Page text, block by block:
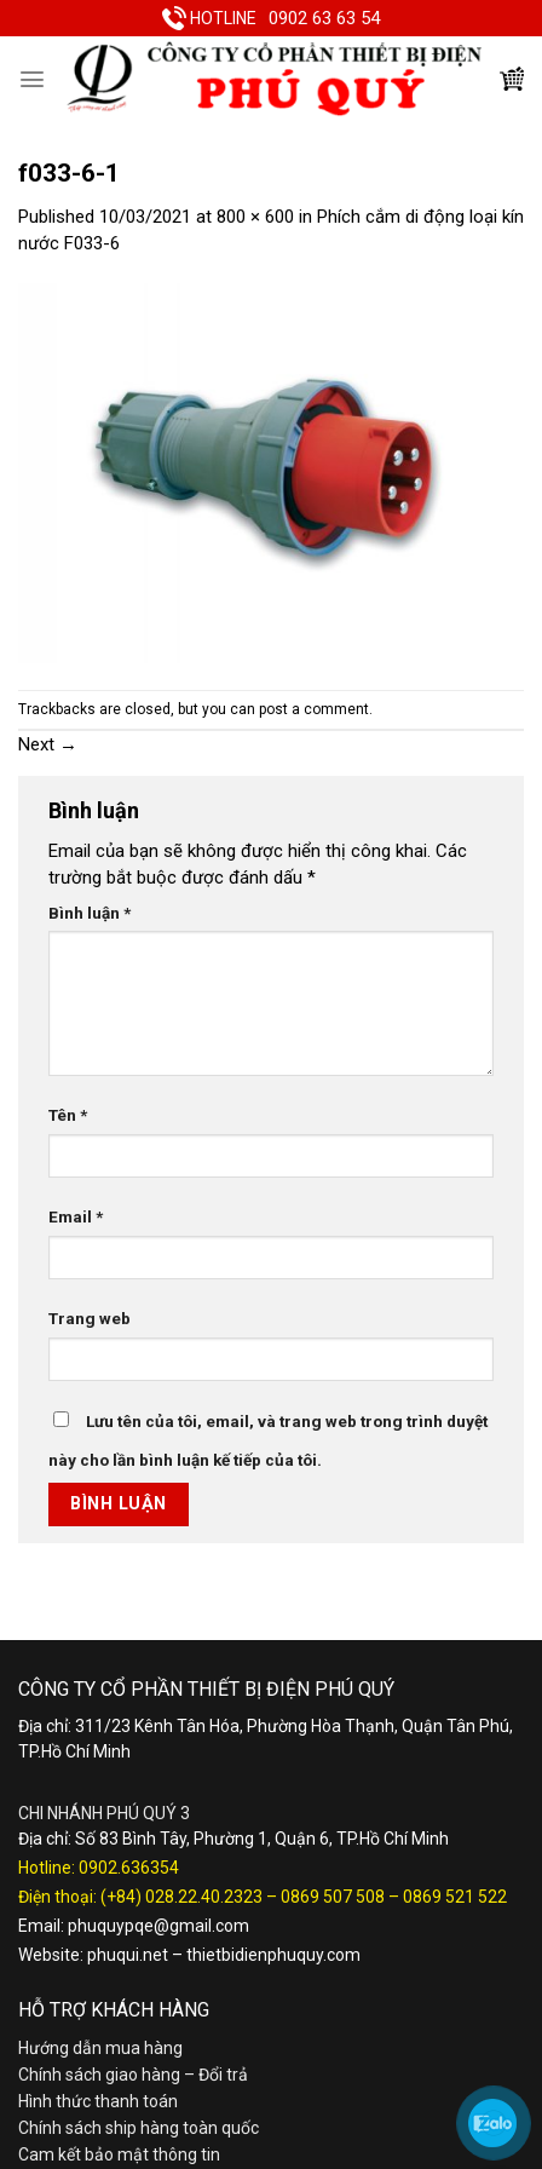
to
HOTLINE 0902 63 63 54
f033-6-1
Published 10/03/2021 at 800 × 600 in Phích cắm di động loại kín
nước F033-6
Trackbacks are closed, but you can post a comment.
Next →
Bình luận
Email của bạn sẽ không được hiển thị công khai. Các
trường bắt buộc được đánh dấu *
Bình luận *
Tên *
Email *
Trang web
Lưu tên của tôi, email, và trang web trong trình duyệt
này cho lần bình luận kế tiếp của tôi.
CÔNG TY CỔ PHẦN THIẾT BỊ ĐIỆN PHÚ QUÝ
Địa chỉ: 311/23 Kênh Tân Hóa, Phường Hòa Thạnh, Quận Tân Phú,
TP.Hồ Chí Minh
CHI NHÁNH PHÚ QUÝ 3
Địa chỉ: Số 83 Bình Tây, Phường 1, Quận 6, TP.Hồ Chí Minh
Hotline: 0902.636354
Điện thoại: (+84) 028.22.40.2323 – 0869 507 508 – 0869 521 522
Email: phuquypqe@gmail.com
Website: phuqui.net – thietbidienphuquy.com
HỖ TRỢ KHÁCH HÀNG
Hướng dẫn mua hàng
Chính sách giao hàng – Đổi trả
Hình thức thanh toán
Chính sách ship hàng toàn quốc
Cam kết bảo mật thông tin